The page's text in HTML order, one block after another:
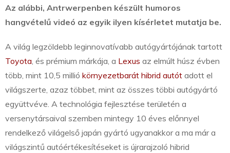
Az alábbi, Antrwerpenben készült humoros
hangvételű videó az egyik ilyen kísérletet mutatja be.
A világ legzöldebb leginnovatívabb autógyártójának tartott
Toyota, és prémium márkája, a Lexus az elmúlt húsz évben
több, mint 10,5 millió környezetbarát hibrid autót adott el
világszerte, azaz többet, mint az összes többi autógyártó
együttvéve. A technológia fejlesztése területén a
versenytársaival szemben mintegy 10 éves előnnyel
rendelkező világelső japán gyártó ugyanakkor a ma már a
világszintű autóértékesítéseket is újrarajzoló hibrid